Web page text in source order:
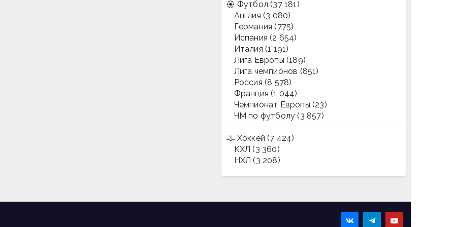
Футбол (37 181)
Англия (3 080)
Германия (775)
Испания (2 654)
Италия (1 191)
Лига Европы (189)
Лига чемпионов (851)
Россия (8 578)
Франция (1 044)
Чемпионат Европы (23)
ЧМ по футболу (3 857)
Хоккей (7 424)
КХЛ (3 360)
НХЛ (3 208)